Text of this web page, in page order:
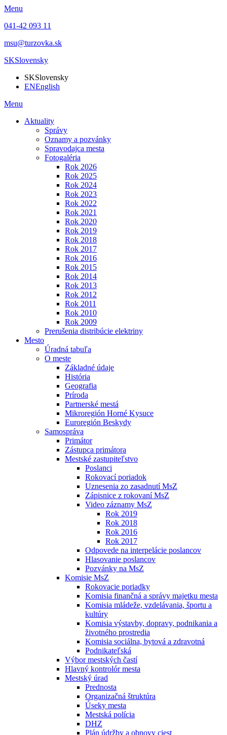
Menu
041-42 093 11
msu@turzovka.sk
SKSlovensky
SKSlovensky
ENEnglish
Menu
Aktuality
Správy
Oznamy a pozvánky
Spravodajca mesta
Fotogaléria
Rok 2026
Rok 2025
Rok 2024
Rok 2023
Rok 2022
Rok 2021
Rok 2020
Rok 2019
Rok 2018
Rok 2017
Rok 2016
Rok 2015
Rok 2014
Rok 2013
Rok 2012
Rok 2011
Rok 2010
Rok 2009
Prerušenia distribúcie elektriny
Mesto
Úradná tabuľa
O meste
Základné údaje
História
Geografia
Príroda
Partnerské mestá
Mikroregión Horné Kysuce
Euroregión Beskydy
Samospráva
Primátor
Zástupca primátora
Mestské zastupiteľstvo
Poslanci
Rokovací poriadok
Uznesenia zo zasadnutí MsZ
Zápisnice z rokovaní MsZ
Video záznamy MsZ
Rok 2019
Rok 2018
Rok 2016
Rok 2017
Odpovede na interpelácie poslancov
Hlasovanie poslancov
Pozvánky na MsZ
Komisie MsZ
Rokovacie poriadky
Komisia finančná a správy majetku mesta
Komisia mládeže, vzdelávania, športu a
kultúry
Komisia výstavby, dopravy, podnikania a
životného prostredia
Komisia sociálna, bytová a zdravotná
Podnikateľská
Výbor mestských častí
Hlavný kontrolór mesta
Mestský úrad
Prednosta
Organizačná štruktúra
Úseky mesta
Mestská polícia
DHZ
Plán údržby a obnovy ciest